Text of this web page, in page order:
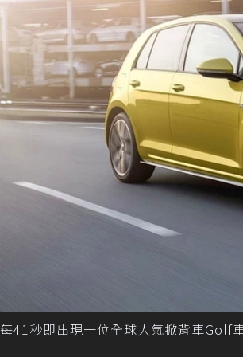
每41秒即出現一位全球人氣掀背車Golf